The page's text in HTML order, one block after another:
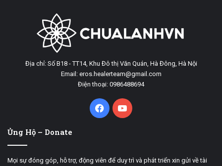
Địa chỉ: Số B18 - TT14, Khu Đô thị Văn Quán, Hà Đông, Hà Nội
Email: eros.healerteam@gmail.com
Điện thoại: 0986488694
FacebookYouTube
Ủng Hộ – Donate
Mọi sự đóng góp, hỗ trợ, động viên để duy trì và phát triển xin gửi về tài